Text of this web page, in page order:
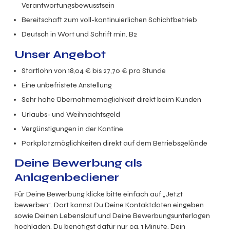
Verantwortungsbewusstsein
Bereitschaft zum voll-kontinuierlichen Schichtbetrieb
Deutsch in Wort und Schrift min. B2
Unser Angebot
Startlohn von 18,04 € bis 27,70 € pro Stunde
Eine unbefristete Anstellung
Sehr hohe Übernahmemöglichkeit direkt beim Kunden
Urlaubs- und Weihnachtsgeld
Vergünstigungen in der Kantine
Parkplatzmöglichkeiten direkt auf dem Betriebsgelände
Deine Bewerbung als
Anlagenbediener
Für Deine Bewerbung klicke bitte einfach auf „Jetzt
bewerben“. Dort kannst Du Deine Kontaktdaten eingeben
sowie Deinen Lebenslauf und Deine Bewerbungsunterlagen
hochladen. Du benötigst dafür nur ca. 1 Minute. Dein